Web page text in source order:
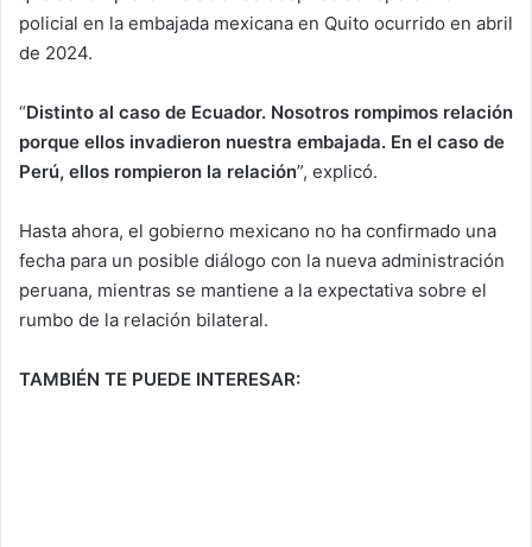
policial en la embajada mexicana en Quito ocurrido en abril
de 2024.
“Distinto al caso de Ecuador. Nosotros rompimos relación
porque ellos invadieron nuestra embajada. En el caso de
Perú, ellos rompieron la relación”, explicó.
Hasta ahora, el gobierno mexicano no ha confirmado una
fecha para un posible diálogo con la nueva administración
peruana, mientras se mantiene a la expectativa sobre el
rumbo de la relación bilateral.
TAMBIÉN TE PUEDE INTERESAR: